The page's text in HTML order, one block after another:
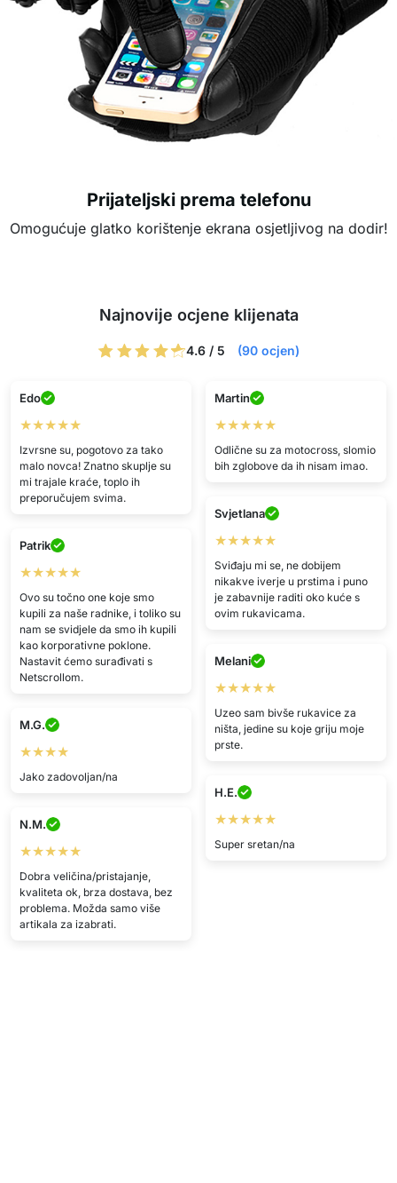
Prijateljski prema telefonu
Omogućuje glatko korištenje ekrana osjetljivog na dodir!
Najnovije ocjene klijenata
4.6 / 5 (90 ocjen)
Edo
★★★★★
Izvrsne su, pogotovo za tako
malo novca! Znatno skuplje su
mi trajale kraće, toplo ih
preporučujem svima.
Martin
★★★★★
Odlične su za motocross, slomio
bih zglobove da ih nisam imao.
Svjetlana
★★★★★
Sviđaju mi se, ne dobijem
nikakve iverje u prstima i puno
je zabavnije raditi oko kuće s
ovim rukavicama.
Patrik
★★★★★
Ovo su točno one koje smo
kupili za naše radnike, i toliko su
nam se svidjele da smo ih kupili
kao korporativne poklone.
Nastavit ćemo surađivati s
Netscrollom.
Melani
★★★★★
Uzeo sam bivše rukavice za
ništa, jedine su koje griju moje
prste.
M.G.
★★★★
Jako zadovoljan/na
H.E.
★★★★★
Super sretan/na
N.M.
★★★★★
Dobra veličina/pristajanje,
kvaliteta ok, brza dostava, bez
problema. Možda samo više
artikala za izabrati.